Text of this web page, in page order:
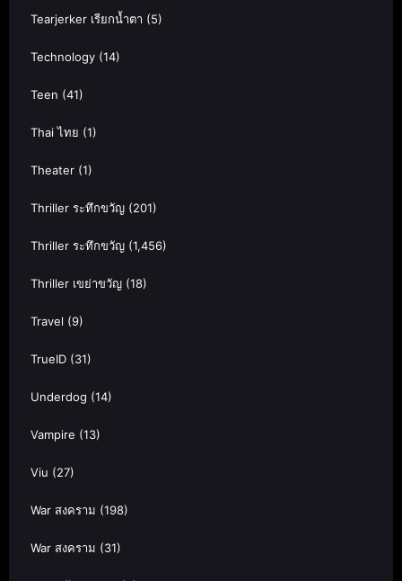
Tearjerker เรียกน้ำตา (5)
Technology (14)
Teen (41)
Thai ไทย (1)
Theater (1)
Thriller ระทึกขวัญ (201)
Thriller ระทึกขวัญ (1,456)
Thriller เขย่าขวัญ (18)
Travel (9)
TrueID (31)
Underdog (14)
Vampire (13)
Viu (27)
War สงคราม (198)
War สงคราม (31)